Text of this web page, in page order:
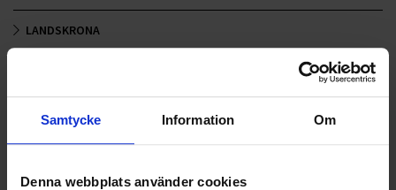
Samtycke Information Om
Denna webbplats använder cookies
LANDSKRONA
OHLSSONS REGION SYD